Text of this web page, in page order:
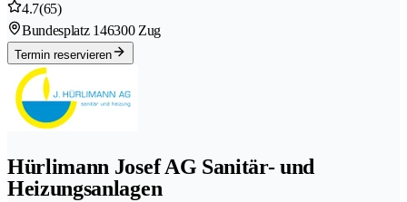
4.7(65)
Bundesplatz 146300 Zug
Termin reservieren
Hürlimann Josef AG Sanitär- und
Heizungsanlagen